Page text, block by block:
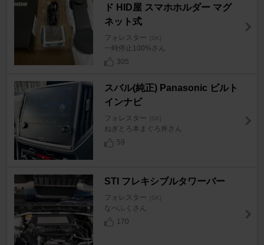
ド HID屋 スマホホルダー マグ
ネット式
フォレスター [SK]
一時停止100%さん
305
スバル(純正) Panasonic ビルト
インナビ
フォレスター
ねぎとろ本まぐろ丼さん
59
STI フレキシブルタワーバー
フォレスター
なべふくさん
170